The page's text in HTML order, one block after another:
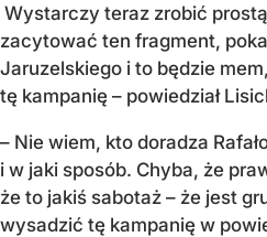
Wystarczy teraz zrobić
zacytować ten fragment,
Jaruzelskiego i to będzie
tę kampanię – powiedział
– Nie wiem, kto doradza
i w jaki sposób. Chyba, że
że to jakiś sabotaż – że jest
wysadzić tę kampanię w